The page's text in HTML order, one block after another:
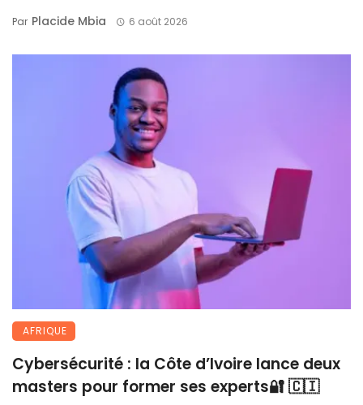
Par Placide Mbia 6 août 2026
AFRIQUE
Cybersécurité : la Côte d’Ivoire lance deux
masters pour former ses experts🔐 🇨🇮